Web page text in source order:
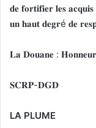
𝐝𝐞 𝐟𝐨𝐫𝐭𝐢𝐟𝐢𝐞𝐫 𝐥𝐞𝐬
𝐮𝐧 𝐡𝐚𝐮𝐭 𝐝𝐞𝐠𝐫é 𝐝𝐞
𝐋𝐚 𝐃𝐨𝐮𝐚𝐧𝐞 :
𝐒𝐂𝐑𝐏-𝐃𝐆𝐃
LA PLUME